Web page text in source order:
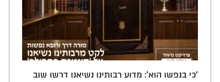
'כי בנפשו הוא': מדוע רבותינו נשיאנו דרשו שוב